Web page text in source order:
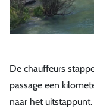
De chauffeurs
passage een
naar het